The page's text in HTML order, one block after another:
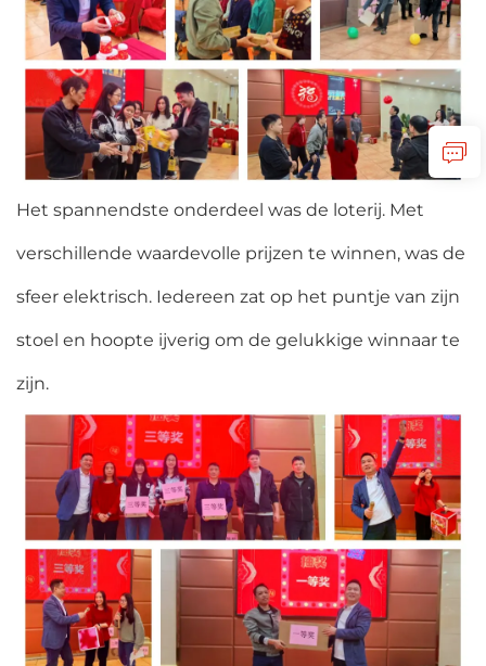
Het spannendste onderdeel was de loterij. Met
verschillende waardevolle prijzen te winnen, was de
sfeer elektrisch. Iedereen zat op het puntje van zijn
stoel en hoopte ijverig om de gelukkige winnaar te
zijn.